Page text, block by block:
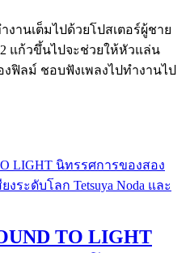
านเต็มไปด้วยโปสเตอร์ผู้ชาย
แก้วขึ้นไปจะช่วยให้หัวแล่น
ฟิลม์ ชอบฟังเพลงไปทำงานไป
TO LIGHT